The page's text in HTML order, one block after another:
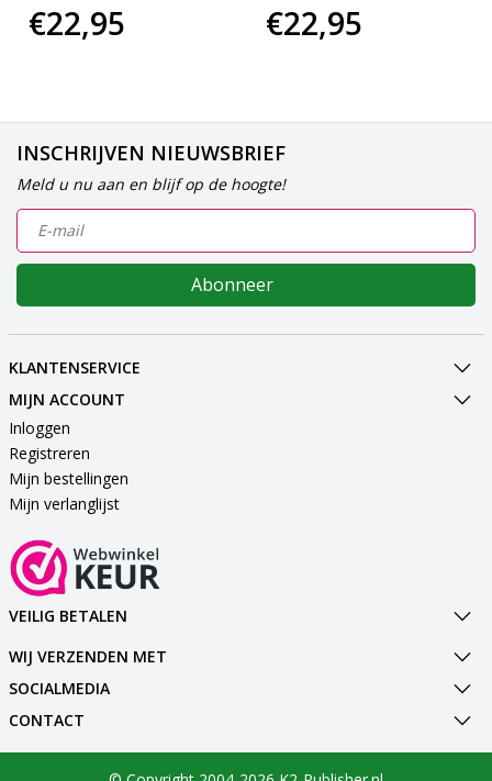
€22,95 €22,95
INSCHRIJVEN NIEUWSBRIEF
Meld u nu aan en blijf op de hoogte!
Abonneer
KLANTENSERVICE
MIJN ACCOUNT
Inloggen
Registreren
Mijn bestellingen
Mijn verlanglijst
VEILIG BETALEN
WIJ VERZENDEN MET
SOCIALMEDIA
CONTACT